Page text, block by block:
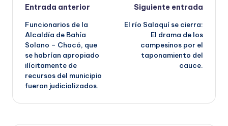
Navegación
de
entradas
Entrada anterior
Funcionarios de la
Alcaldía de Bahía
Solano – Chocó, que
se habrían apropiado
ilícitamente de
recursos del municipio
fueron judicializados.
Siguiente entrada
El río Salaquí se cierra:
El drama de los
campesinos por el
taponamiento del
cauce.